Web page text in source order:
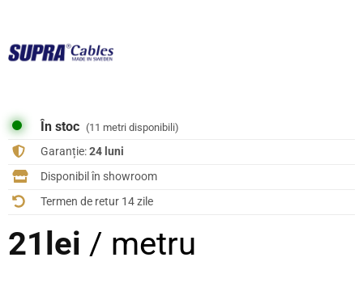
În stoc (11 metri disponibili)
Garanție:24 luni
Disponibil în showroom
Termen de retur 14 zile
21 lei / metru